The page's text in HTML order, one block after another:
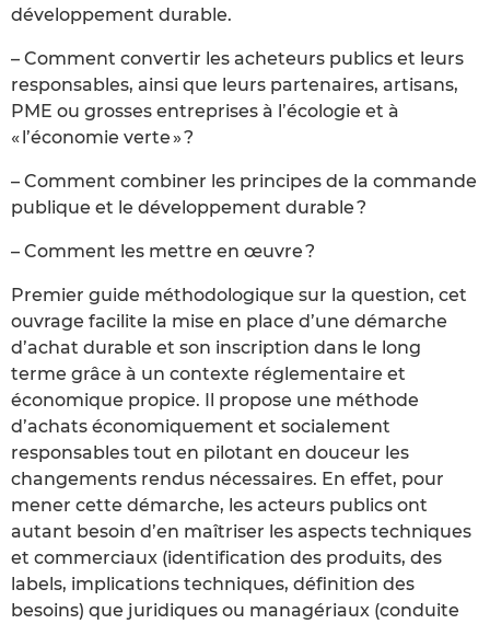
développement durable.
– Comment convertir les acheteurs publics et leurs
responsables, ainsi que leurs partenaires, artisans,
PME ou grosses entreprises à l’écologie et à
« l’économie verte » ?
– Comment combiner les principes de la commande
publique et le développement durable ?
– Comment les mettre en œuvre ?
Premier guide méthodologique sur la question, cet
ouvrage facilite la mise en place d’une démarche
d’achat durable et son inscription dans le long
terme grâce à un contexte réglementaire et
économique propice. Il propose une méthode
d’achats économiquement et socialement
responsables tout en pilotant en douceur les
changements rendus nécessaires. En effet, pour
mener cette démarche, les acteurs publics ont
autant besoin d’en maîtriser les aspects techniques
et commerciaux (identification des produits, des
labels, implications techniques, définition des
besoins) que juridiques ou managériaux (conduite